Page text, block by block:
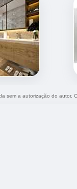
sem a autorização do autor.